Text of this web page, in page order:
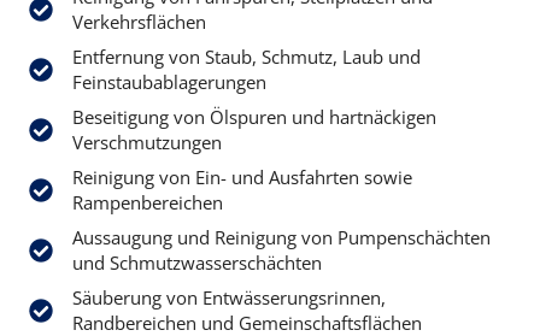
Verkehrsflächen
Entfernung von Staub, Schmutz, Laub und
Feinstaubablagerungen
Beseitigung von Ölspuren und hartnäckigen
Verschmutzungen
Reinigung von Ein- und Ausfahrten sowie
Rampenbereichen
Aussaugung und Reinigung von Pumpenschächten
und Schmutzwasserschächten
Säuberung von Entwässerungsrinnen,
Randbereichen und Gemeinschaftsflächen